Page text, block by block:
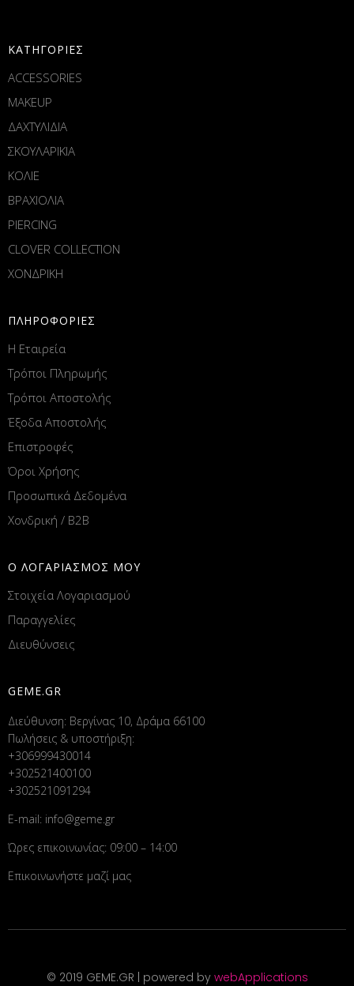
ΚΑΤΗΓΟΡΙΕΣ
ACCESSORIES
MAKEUP
ΔΑΧΤΥΛΙΔΙΑ
ΣΚΟΥΛΑΡΙΚΙΑ
ΚΟΛΙΕ
ΒΡΑΧΙΟΛΙΑ
PIERCING
CLOVER COLLECTION
ΧΟΝΔΡΙΚΗ
ΠΛΗΡΟΦΟΡΙΕΣ
Η Εταιρεία
Τρόποι Πληρωμής
Τρόποι Αποστολής
Έξοδα Αποστολής
Επιστροφές
Όροι Χρήσης
Προσωπικά Δεδομένα
Χονδρική / B2B
Ο ΛΟΓΑΡΙΑΣΜΟΣ ΜΟΥ
Στοιχεία Λογαριασμού
Παραγγελίες
Διευθύνσεις
GEME.GR
Διεύθυνση: Βεργίνας 10, Δράμα 66100
Πωλήσεις & υποστήριξη:
+306999430014
+302521400100
+302521091294
E-mail: info@geme.gr
Ώρες επικοινωνίας: 09:00 – 14:00
Επικοινωνήστε μαζί μας
© 2019 GEME.GR | powered by webApplications